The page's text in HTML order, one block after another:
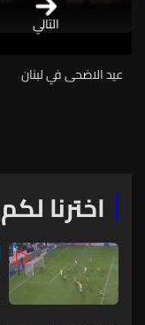
التالي
عيد الاضحى في لبنان
اخترنا لكم